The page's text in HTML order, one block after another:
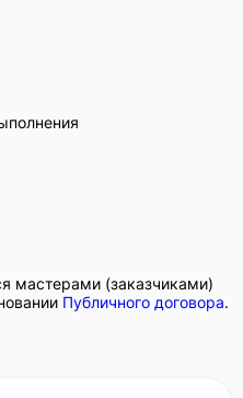
мастерами (заказчиками)
Публичного договора.